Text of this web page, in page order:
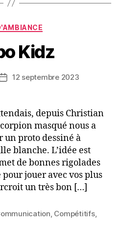
Catégories
Kidz
Date12 septembre 2023
depuis Christian
masqué nous a
un proto dessiné à
blanche. L’idée est
de bonnes rigolades
jouer avec vos plus
un très bon […]
, Compétitifs,